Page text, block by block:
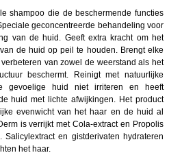
shampoo die de beschermende functies
geconcentreerde behandeling voor
van de huid. Geeft extra kracht om het
de huid op peil te houden. Brengt elke
van zowel de weerstand als het
beschermt. Reinigt met natuurlijke
gevoelige huid niet irriteren en heeft
huid met lichte afwijkingen. Het product
evenwicht van het haar en de huid al
is verrijkt met Cola-extract en Propolis
en gistderivaten hydrateren
het haar.